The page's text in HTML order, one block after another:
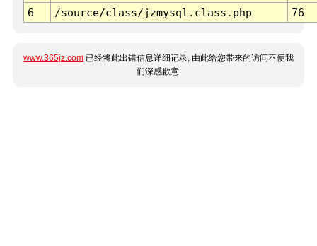
6
/source/class/jzmysql.class.php 76
www.365jz.com 已经将此出错信息详细记录, 由此给您带来的访问不便我
们深感歉意.